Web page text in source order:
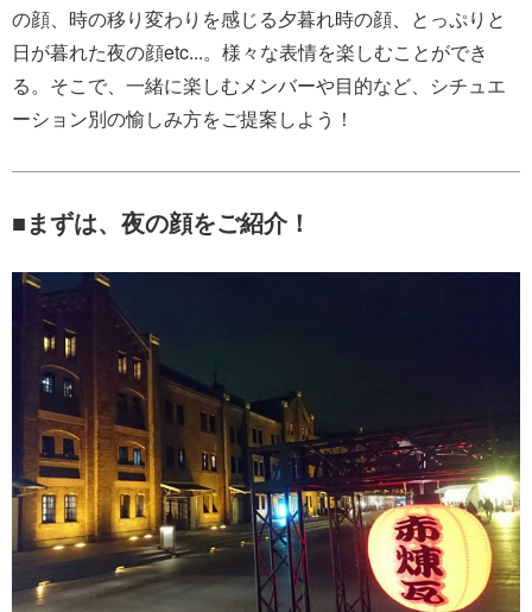
の顔、時の移り変わりを感じる夕暮れ時の顔、とっぷりと
日が暮れた夜の顔etc...。様々な表情を楽しむことができ
る。そこで、一緒に楽しむメンバーや目的など、シチュエ
ーション別の愉しみ方をご提案しよう！
■まずは、夜の顔をご紹介！